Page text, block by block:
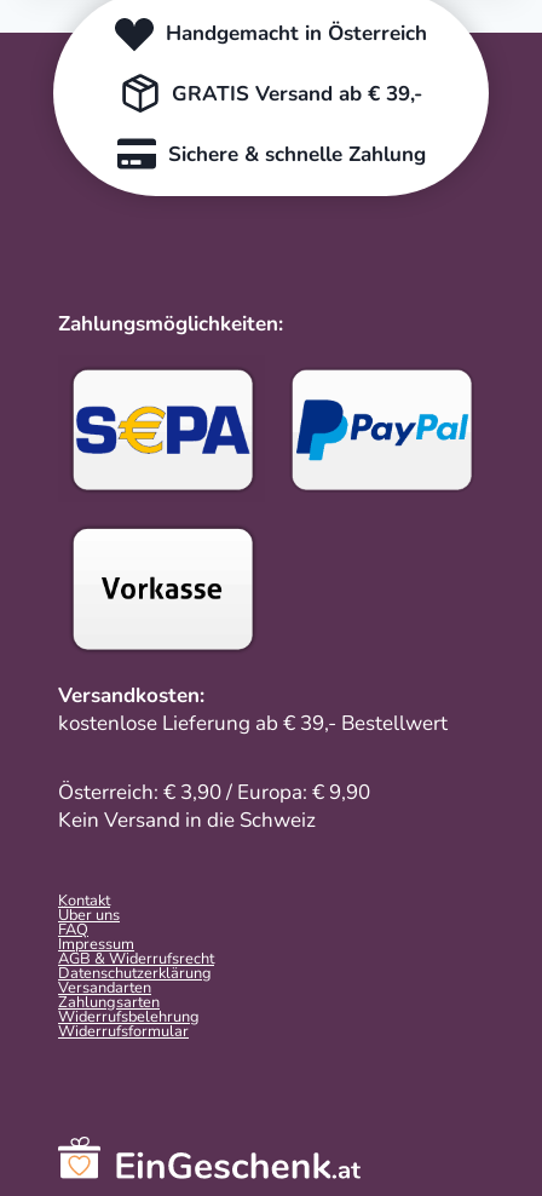
Handgemacht in Österreich
GRATIS Versand ab € 39,-
Sichere & schnelle Zahlung
Zahlungsmöglichkeiten:
Versandkosten:
kostenlose Lieferung ab € 39,- Bestellwert
Österreich: € 3,90 / Europa: € 9,90
Kein Versand in die Schweiz
Kontakt
Über uns
FAQ
Impressum
AGB & Widerrufsrecht
Datenschutzerklärung
Versandarten
Zahlungsarten
Widerrufsbelehrung
Widerrufs­formular